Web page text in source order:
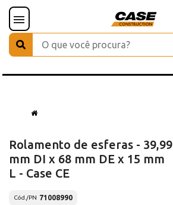
Rolamento de esferas - 39,99
mm DI x 68 mm DE x 15 mm
L - Case CE
Cód./PN 71008990